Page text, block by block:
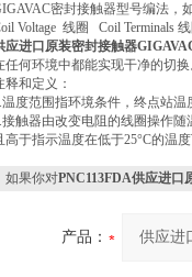
密封接触器型号编法，
Voltage 线圈 Coil Terminals
应进口原装密封接触器
任何环境中都能实现干净的切
释和定义：
温度范围指环境条件，终点站
接触器由改变电阻的线圈操作
高于指示温度在低于25°C的温
如果你对PNC113FDA供应进口
产品：